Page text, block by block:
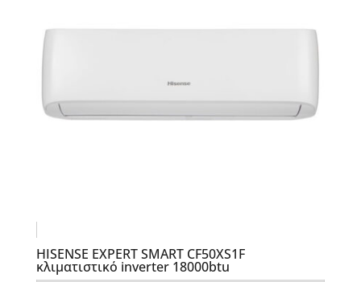
HISENSE EXPERT SMART CF50XS1F
κλιματιστικό inverter 18000btu